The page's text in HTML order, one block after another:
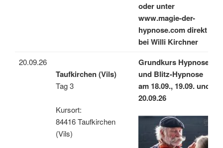
oder unter
www.magie-der-
hypnose.com direkt
bei Willi Kirchner
20.09.26
Taufkirchen (Vils)
Tag 3
Kursort:
84416 Taufkirchen
(Vils)
Grundkurs Hypnose
und Blitz-Hypnose
am 18.09., 19.09. und
20.09.26